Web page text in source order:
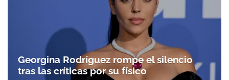
Georgina Rodríguez rompe el silencio
tras las críticas por su físico